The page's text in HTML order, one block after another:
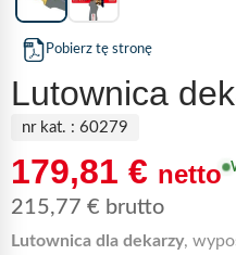
Pobierz tę stronę
Lutownica
nr kat. : 60279
179,81 € netto
215,77 € brutto
Lutownica dla dekarzy,